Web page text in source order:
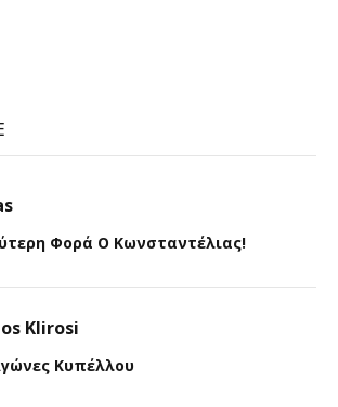
Φορά Ο Κωνσταντέλιας!
Κυπέλλου